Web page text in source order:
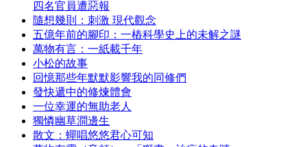
四名官員遭惡報
隨想幾則：刺激 現代觀念
五億年前的腳印：一樁科學史上的未解之謎
萬物有言：一紙載千年
小松的故事
回憶那些年默默影響我的同修們
發快遞中的修煉體會
一位幸運的無助老人
獨憐幽草澗邊生
散文：蟬唱悠悠君心可知